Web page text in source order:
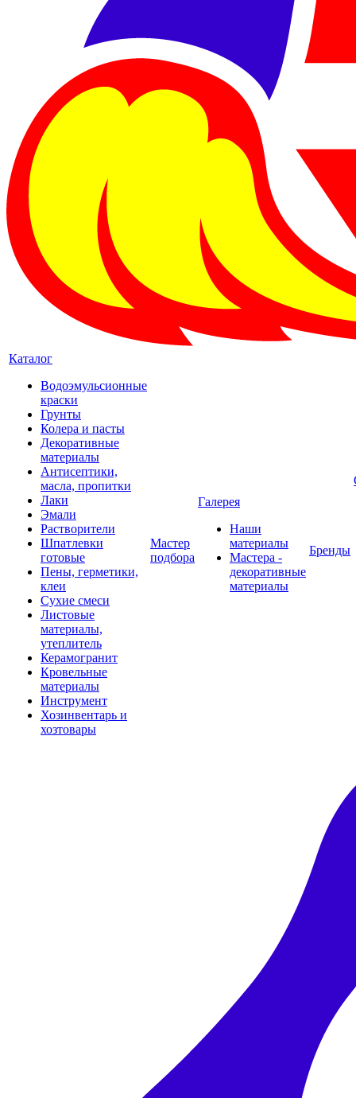
Каталог
Водоэмульсионные
краски
Грунты
Колера и пасты
Декоративные
материалы
Антисептики,
масла, пропитки
Лаки
Эмали
Растворители
Шпатлевки
готовые
Пены, герметики,
клеи
Сухие смеси
Листовые
материалы,
утеплитель
Керамогранит
Кровельные
материалы
Инструмент
Хозинвентарь и
хозтовары
Мастер
подбора
Галерея
Наши
материалы
Мастера -
декоративные
материалы
Бренды